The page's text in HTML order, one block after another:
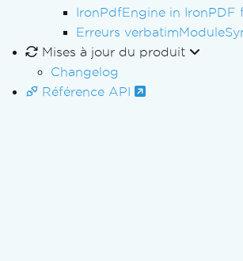
IronPdfEngine in IronPDF
Erreurs
Mises à jour du produit
Changelog
Référence API